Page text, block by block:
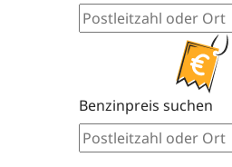
Benzinpreis suchen